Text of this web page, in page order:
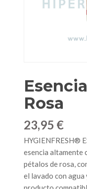
Rosa
23,95 €
HYGIENFRESH®
esencia altamente
pétalos de rosa,
el lavado con agua